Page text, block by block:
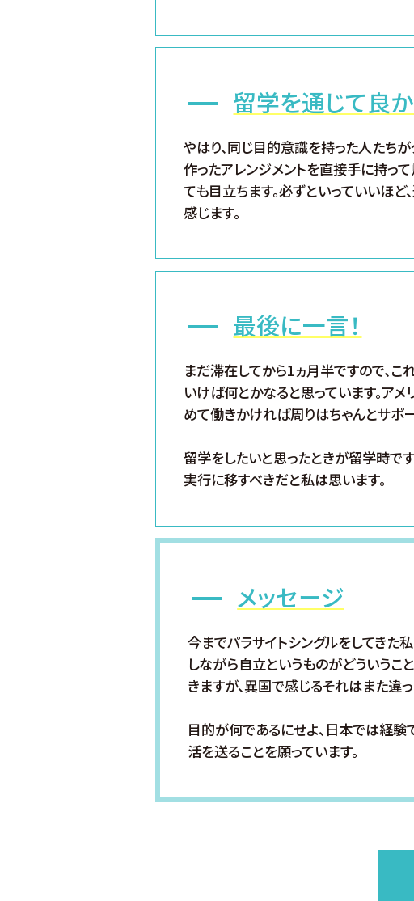
留学を通じて良
やはり、同じ目的意識を持った人たち
作ったアレンジメントを直接手に持っ
ても目立ちます。必ずといっていいほ
感じます。
最後に一言！
まだ滞在してから1ヵ月半ですので、
いけば何とかなると思っています。アメ
めて働きかければ周りはちゃんとサポー
留学をしたいと思ったときが留学時で
実行に移すべきだと私は思います。
メッセージ
今までパラサイトシングルをしてきた
しながら自立というものがどういうこ
きますが、異国で感じるそれはまた違
目的が何であるにせよ、日本では経
活を送ることを願っています。